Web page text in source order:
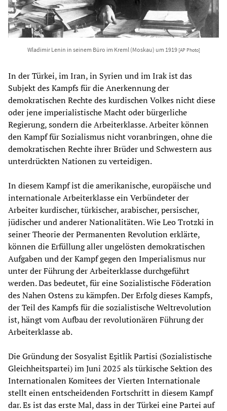
Wladimir Lenin in seinem Büro im Kreml (Moskau) um 1919 [AP Photo]
In der Türkei, im Iran, in Syrien und im Irak ist das
Subjekt des Kampfs für die Anerkennung der
demokratischen Rechte des kurdischen Volkes nicht diese
oder jene imperialistische Macht oder bürgerliche
Regierung, sondern die Arbeiterklasse. Arbeiter können
den Kampf für Sozialismus nicht voranbringen, ohne die
demokratischen Rechte ihrer Brüder und Schwestern aus
unterdrückten Nationen zu verteidigen.
In diesem Kampf ist die amerikanische, europäische und
internationale Arbeiterklasse ein Verbündeter der
Arbeiter kurdischer, türkischer, arabischer, persischer,
jüdischer und anderer Nationalitäten. Wie Leo Trotzki in
seiner Theorie der Permanenten Revolution erklärte,
können die Erfüllung aller ungelösten demokratischen
Aufgaben und der Kampf gegen den Imperialismus nur
unter der Führung der Arbeiterklasse durchgeführt
werden. Das bedeutet, für eine Sozialistische Föderation
des Nahen Ostens zu kämpfen. Der Erfolg dieses Kampfs,
der Teil des Kampfs für die sozialistische Weltrevolution
ist, hängt vom Aufbau der revolutionären Führung der
Arbeiterklasse ab.
Die Gründung der Sosyalist Eşitlik Partisi (Sozialistische
Gleichheitspartei) im Juni 2025 als türkische Sektion des
Internationalen Komitees der Vierten Internationale
stellt einen entscheidenden Fortschritt in diesem Kampf
dar. Es ist das erste Mal, dass in der Türkei eine Partei auf